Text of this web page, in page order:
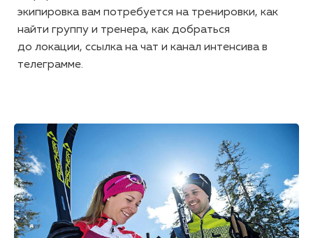
экипировка вам потребуется на тренировки, как
найти группу и тренера, как добраться
до локации, ссылка на чат и канал интенсива в
телеграмме.